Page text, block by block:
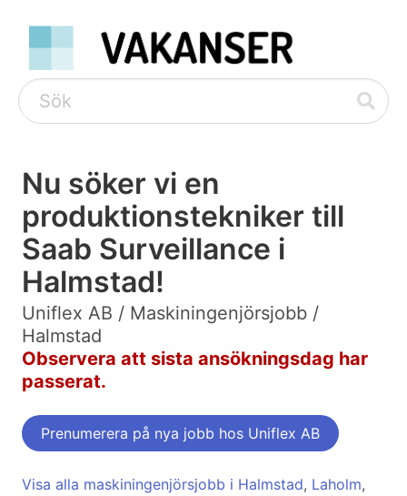
Nu söker vi en
produktionstekniker till
Saab Surveillance i
Halmstad!
Uniflex AB / Maskiningenjörsjobb /
Halmstad
Observera att sista ansökningsdag har
passerat.
Prenumerera på nya jobb hos Uniflex AB
Visa alla maskiningenjörsjobb i Halmstad, Laholm,